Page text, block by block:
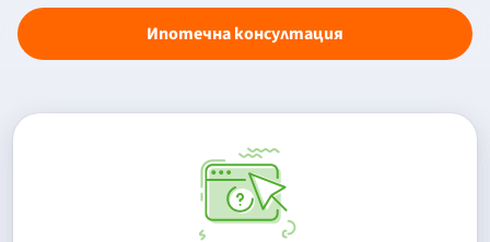
Ипотечна консултация